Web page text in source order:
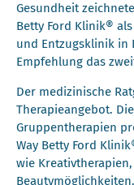
Gesundheit
Betty Ford Klinik®
und Entzugsklinik in
Empfehlung das
Der medizinische
Therapieangebot.
Gruppentherapien
Way Betty Ford
wie